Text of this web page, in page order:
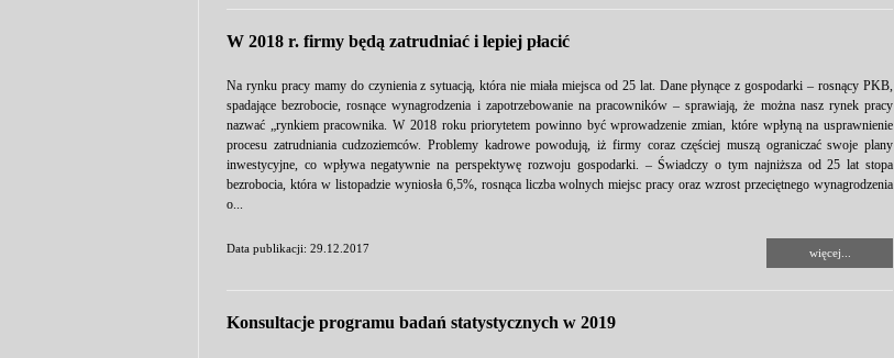
W 2018 r. firmy będą zatrudniać i lepiej płacić
Na rynku pracy mamy do czynienia z sytuacją, która nie miała miejsca od 25 lat. Dane płynące z gospodarki – rosnący PKB,
spadające bezrobocie, rosnące wynagrodzenia i zapotrzebowanie na pracowników – sprawiają, że można nasz rynek pracy
nazwać „rynkiem pracownika. W 2018 roku priorytetem powinno być wprowadzenie zmian, które wpłyną na usprawnienie
procesu zatrudniania cudzoziemców. Problemy kadrowe powodują, iż firmy coraz częściej muszą ograniczać swoje plany
inwestycyjne, co wpływa negatywnie na perspektywę rozwoju gospodarki. – Świadczy o tym najniższa od 25 lat stopa
bezrobocia, która w listopadzie wyniosła 6,5%, rosnąca liczba wolnych miejsc pracy oraz wzrost przeciętnego wynagrodzenia
o...
Data publikacji: 29.12.2017 więcej...
Konsultacje programu badań statystycznych w 2019